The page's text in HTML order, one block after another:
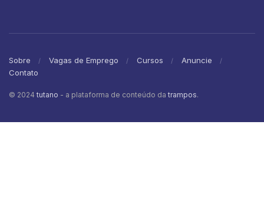
Sobre Vagas de Emprego Cursos
Anuncie
Contato
© 2024 tutano - a plataforma de conteúdo da trampos.